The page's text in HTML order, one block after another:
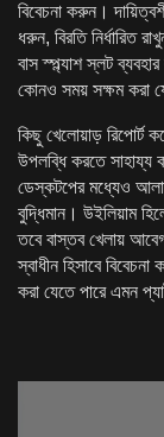
বিবেচনা করুন।
ধরুন, বিরতি নির্ধারিত
বাস স্প্ল্যাশ স্লট
কোনও সময় সক্ষম করা
কিছু খেলোয়াড় রিপোর্ট
উপলব্ধি করতে সাহায্য
ডেস্কটপের মধ্যেও
বুদ্ধিমান। উইলিয়াম
তবে বাস্তব খেলায়
স্বাধীন হিসাবে
করা যেতে পারে এমন